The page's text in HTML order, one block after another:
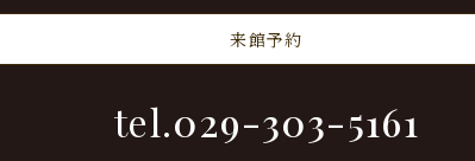
来館予約
tel.029-303-5161